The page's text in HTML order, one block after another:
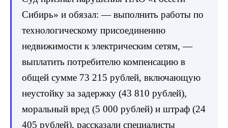
Сибирь» и обязал: — выполнить работы по
технологическому присоединению
недвижимости к электрическим сетям, —
выплатить потребителю компенсацию в
общей сумме 73 215 рублей, включающую
неустойку за задержку (43 810 рублей),
моральный вред (5 000 рублей) и штраф (24
405 рублей), рассказали специалисты